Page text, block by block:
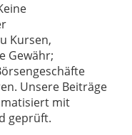
Kursen,
Gewähr;
Unsere Beiträge
mit
geprüft.